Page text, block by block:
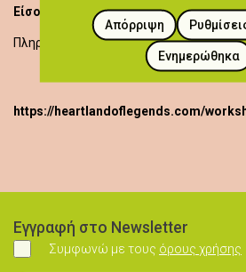
Είσοδος δωρεάν
Πληροφορίες: 99438247
https://heartlandoflegends.com/
Εγγραφή στο Newsletter
Συμφωνώ
Συμφωνώ με τους όρους χρήσης
Απόρριψη
Ενημερώθηκα